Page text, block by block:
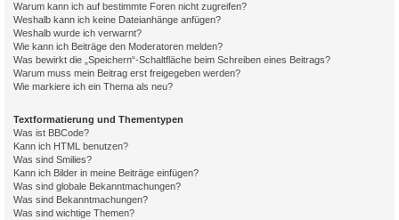
Warum kann ich auf bestimmte Foren nicht zugreifen?
Weshalb kann ich keine Dateianhänge anfügen?
Weshalb wurde ich verwarnt?
Wie kann ich Beiträge den Moderatoren melden?
Was bewirkt die „Speichern“-Schaltfläche beim Schreiben eines Beitrags?
Warum muss mein Beitrag erst freigegeben werden?
Wie markiere ich ein Thema als neu?
Textformatierung und Thementypen
Was ist BBCode?
Kann ich HTML benutzen?
Was sind Smilies?
Kann ich Bilder in meine Beiträge einfügen?
Was sind globale Bekanntmachungen?
Was sind Bekanntmachungen?
Was sind wichtige Themen?